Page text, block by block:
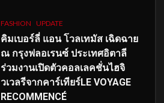
FASHION UPDATE
คิมเบอร์ลี่ แอน โวลเทมัส เฉิดฉาย
ณ กรุงฟลอเรนซ์ ประเทศอิตาลี
ร่วมงานเปิดตัวคอลเลคชั่นไฮจิ
วเวลรีจากคาร์เทียร์LE VOYAGE
RECOMMENCÉ